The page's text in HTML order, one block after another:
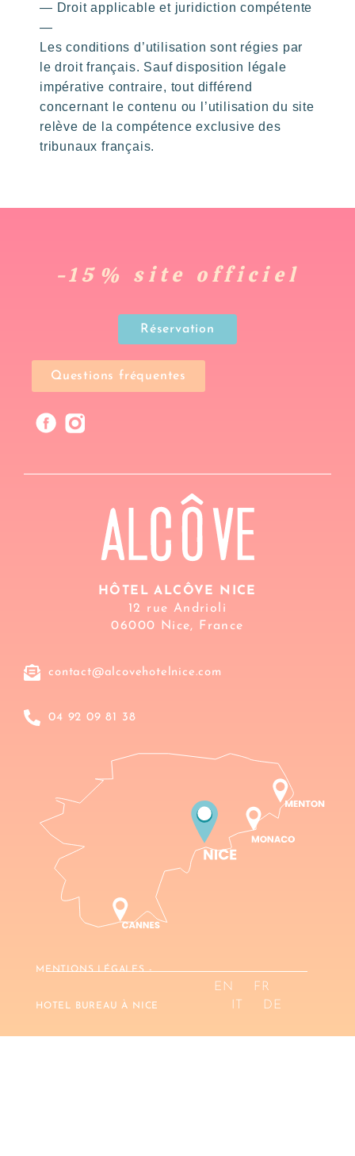
— Droit applicable et juridiction compétente
—
Les conditions d’utilisation sont régies par
le droit français. Sauf disposition légale
impérative contraire, tout différend
concernant le contenu ou l’utilisation du site
relève de la compétence exclusive des
tribunaux français.
-15% site officiel
Réservation
Questions fréquentes
HÔTEL ALCÔVE NICE
12 rue Andrioli
06000 Nice, France
contact@alcovehotelnice.com
04 92 09 81 38
MENTIONS LÉGALES -
HOTEL BUREAU À NICE
EN
FR
DE